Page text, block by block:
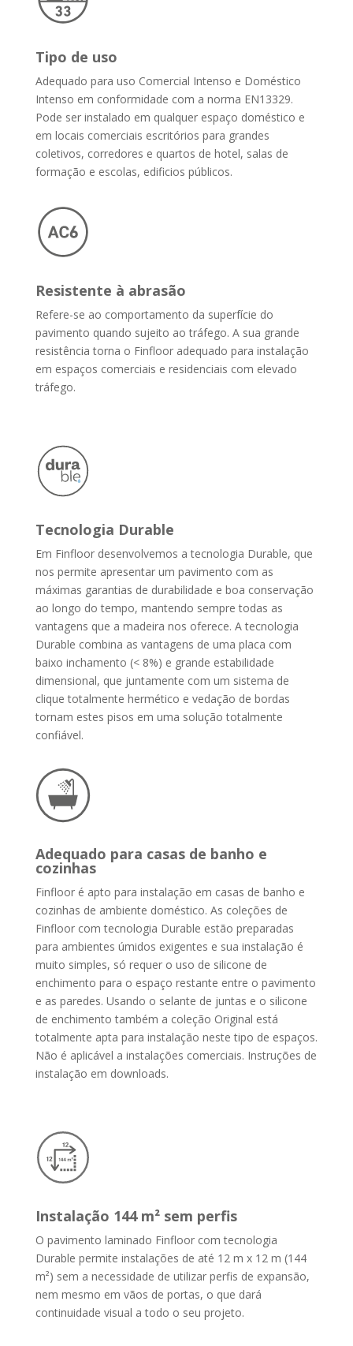
Tipo de uso
Adequado para uso Comercial Intenso e Doméstico
Intenso em conformidade com a norma EN13329.
Pode ser instalado em qualquer espaço doméstico e
em locais comerciais escritórios para grandes
coletivos, corredores e quartos de hotel, salas de
formação e escolas, edificios públicos.
Resistente à abrasão
Refere-se ao comportamento da superfície do
pavimento quando sujeito ao tráfego. A sua grande
resistência torna o Finfloor adequado para instalação
em espaços comerciais e residenciais com elevado
tráfego.
Tecnologia Durable
Em Finfloor desenvolvemos a tecnologia Durable, que
nos permite apresentar um pavimento com as
máximas garantias de durabilidade e boa conservação
ao longo do tempo, mantendo sempre todas as
vantagens que a madeira nos oferece. A tecnologia
Durable combina as vantagens de uma placa com
baixo inchamento (< 8%) e grande estabilidade
dimensional, que juntamente com um sistema de
clique totalmente hermético e vedação de bordas
tornam estes pisos em uma solução totalmente
confiável.
Adequado para casas de banho e
cozinhas
Finfloor é apto para instalação em casas de banho e
cozinhas de ambiente doméstico. As coleções de
Finfloor com tecnologia Durable estão preparadas
para ambientes úmidos exigentes e sua instalação é
muito simples, só requer o uso de silicone de
enchimento para o espaço restante entre o pavimento
e as paredes. Usando o selante de juntas e o silicone
de enchimento também a coleção Original está
totalmente apta para instalação neste tipo de espaços.
Não é aplicável a instalações comerciais. Instruções de
instalação em downloads.
Instalação 144 m² sem perfis
O pavimento laminado Finfloor com tecnologia
Durable permite instalações de até 12 m x 12 m (144
m²) sem a necessidade de utilizar perfis de expansão,
nem mesmo em vãos de portas, o que dará
continuidade visual a todo o seu projeto.